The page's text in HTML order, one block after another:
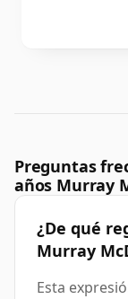
Preguntas
años Murray
¿De qué
Murray
Esta